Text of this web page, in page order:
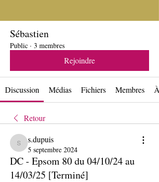
Sébastien
Public · 3 membres
Rejoindre
Discussion Médias Fichiers Membres
Retour
s.dupuis
s.dupuis
5 septembre 2024
DC - Epsom 80 du 04/10/24 au
14/03/25 [Terminé]